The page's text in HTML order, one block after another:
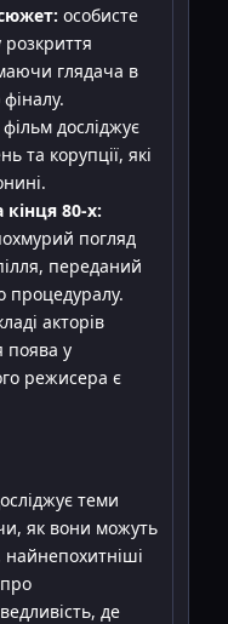
особисте
розкриття
глядача в
фільм досліджує
та корупції, які
80-х:
погляд
переданий
процедуралу.
акторів
поява у
режисера є
теми
як вони можуть
найнепохитніші
про
де